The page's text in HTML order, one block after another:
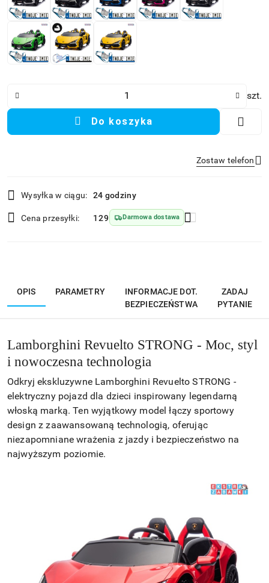
szt.
Do koszyka
Zostaw telefon
Wyślij
i
dostawa
Wysyłka w ciągu: 24 godziny
Cena przesyłki: 129 Darmowa dostawa
OPIS PARAMETRY
INFORMACJE DOT.
BEZPIECZEŃSTWA
ZADAJ
PYTANIE
Lamborghini Revuelto STRONG - Moc, styl
i nowoczesna technologia
Odkryj ekskluzywne Lamborghini Revuelto STRONG -
elektryczny pojazd dla dzieci inspirowany legendarną
włoską marką. Ten wyjątkowy model łączy sportowy
design z zaawansowaną technologią, oferując
niezapomniane wrażenia z jazdy i bezpieczeństwo na
najwyższym poziomie.